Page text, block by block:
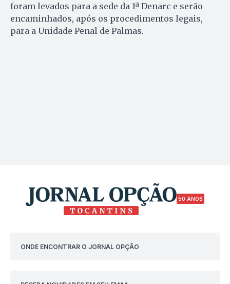
foram levados para a sede da 1ª Denarc e serão
encaminhados, após os procedimentos legais,
para a Unidade Penal de Palmas.
50 ANOS
ONDE ENCONTRAR O JORNAL OPÇÃO